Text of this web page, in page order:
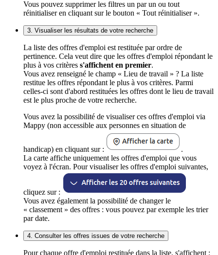
Vous pouvez supprimer les filtres un par un ou tout
réinitialiser en cliquant sur le bouton « Tout réinitialiser ».
3. Visualiser les résultats de votre recherche
La liste des offres d'emploi est restituée par ordre de
pertinence. Cela veut dire que les offres d'emploi répondant le
plus à vos critères s'affichent en premier.
Vous avez renseigné le champ « Lieu de travail » ? La liste
restitue les offres répondant le plus à vos critères. Parmi
celles-ci sont d'abord restituées les offres dont le lieu de travail
est le plus proche de votre recherche.
Vous avez la possibilité de visualiser ces offres d'emploi via
Mappy (non accessible aux personnes en situation de
handicap) en cliquant sur :
.
La carte affiche uniquement les offres d'emploi que vous
voyez à l'écran. Pour visualiser les offres d'emploi suivantes,
cliquez sur :
Vous avez également la possibilité de changer le
« classement » des offres : vous pouvez par exemple les trier
par date.
4. Consulter les offres issues de votre recherche
Pour chaque offre d'emploi restituée dans la liste, s'affichent :